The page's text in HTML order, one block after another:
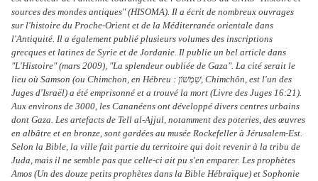
sources des mondes antiques" (HISOMA). Il a écrit de nombreux ouvrages
sur l'histoire du Proche-Orient et de la Méditerranée orientale dans
l'Antiquité. Il a également publié plusieurs volumes des inscriptions
grecques et latines de Syrie et de Jordanie. Il publie un bel article dans
"L'Histoire" (mars 2009), "La splendeur oubliée de Gaza". La cité serait le
lieu où Samson (ou Chimchon, en Hébreu : שִׁמְשׁוֹן, Chimchôn, est l'un des
Juges d'Israël) a été emprisonné et a trouvé la mort (Livre des Juges 16:21).
Aux environs de 3000, les Cananéens ont développé divers centres urbains
dont Gaza. Les artefacts de Tell al-Ajjul, notamment des poteries, des œuvres
en albâtre et en bronze, sont gardées au musée Rockefeller à Jérusalem-Est.
Selon la Bible, la ville fait partie du territoire qui doit revenir à la tribu de
Juda, mais il ne semble pas que celle-ci ait pu s'en emparer. Les prophètes
Amos (Un des douze petits prophètes dans la Bible Hébraïque) et Sophonie